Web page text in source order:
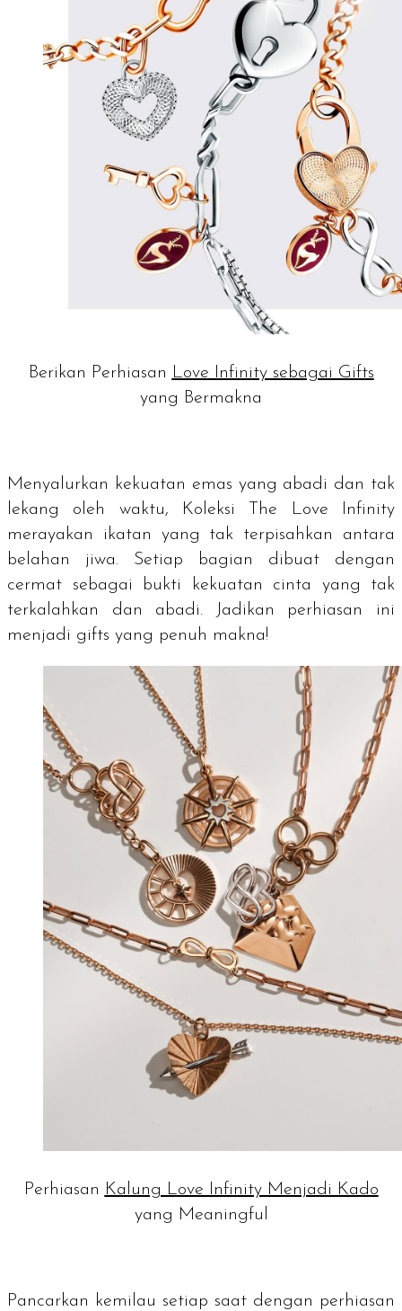
Berikan Perhiasan Love Infinity sebagai Gifts
yang Bermakna
Menyalurkan kekuatan emas yang abadi dan tak
lekang oleh waktu, Koleksi The Love Infinity
merayakan ikatan yang tak terpisahkan antara
belahan jiwa. Setiap bagian dibuat dengan
cermat sebagai bukti kekuatan cinta yang tak
terkalahkan dan abadi. Jadikan perhiasan ini
menjadi gifts yang penuh makna!
Perhiasan Kalung Love Infinity Menjadi Kado
yang Meaningful
Pancarkan kemilau setiap saat dengan perhiasan